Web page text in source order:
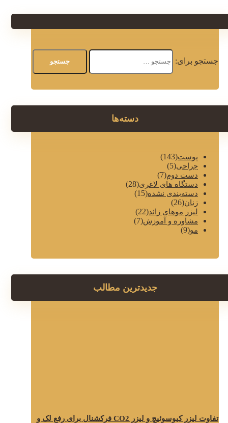
جستجو برای:
دسته‌ها
پوست(143)
جراحی(5)
دست دوم(7)
دستگاه های لاغری(28)
دسته‌بندی نشده(15)
زنان(26)
لیزر موهای زائد(22)
مشاوره و آموزش(7)
مو(9)
جدیدترین مطالب
تفاوت لیزر کیوسوئیچ و لیزر CO2 فرکشنال برای رفع لک و